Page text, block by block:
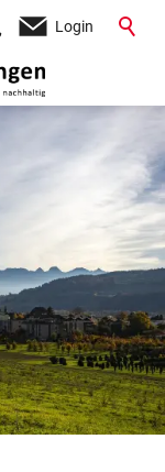
Login